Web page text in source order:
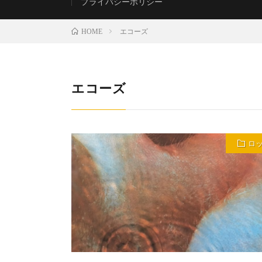
HOME エコーズ
エコーズ
ロ